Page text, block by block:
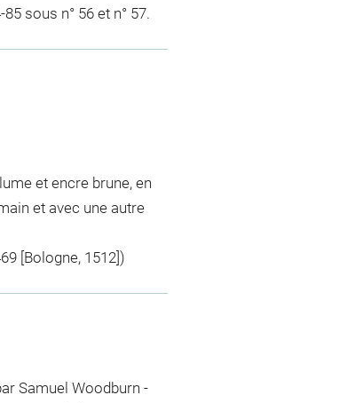
sous n° 56 et n° 57.
et encre brune, en
et avec une autre
[Bologne, 1512])
Samuel Woodburn -